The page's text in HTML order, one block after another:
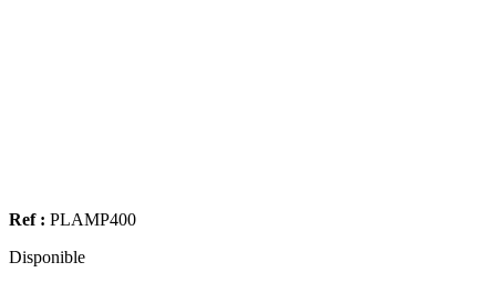
Ref : PLAMP400
Disponible